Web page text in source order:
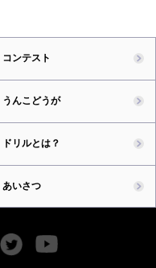
コンテスト
うんこどうが
ドリルとは？
あいさつ